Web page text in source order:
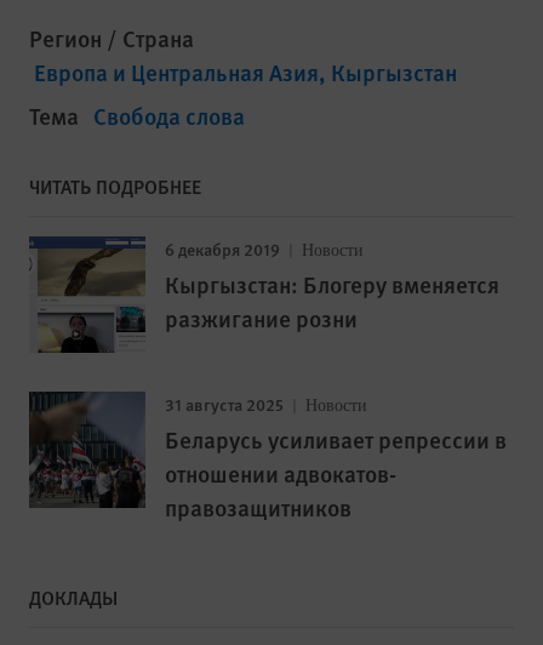
Регион / Страна
Европа и Центральная Азия Кыргызстан
Тема Свобода слова
ЧИТАТЬ ПОДРОБНЕЕ
6 декабря 2019 Новости
Кыргызстан: Блогеру вменяется
разжигание розни
31 августа 2025 Новости
Беларусь усиливает репрессии в
отношении адвокатов-
правозащитников
ДОКЛАДЫ